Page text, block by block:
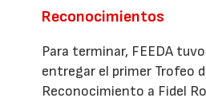
Reconocimientos
Para terminar, FEEDA
entregar el primer Trofeo
Reconocimiento a Fidel